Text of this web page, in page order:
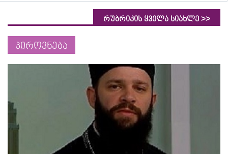
რუბრიკის ყველა სიახლე >>
პიროვნება